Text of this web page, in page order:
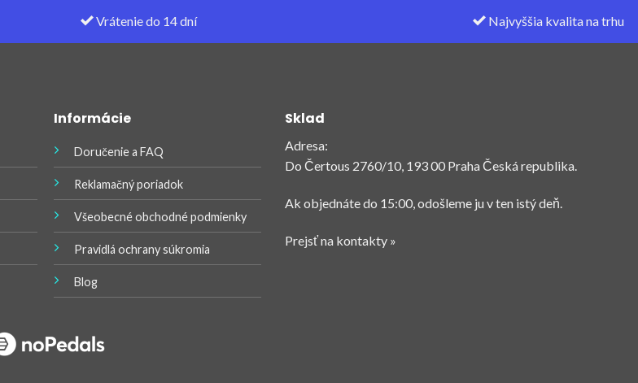
Vrátenie do 14 dní Najvyššia kvalita na trhu
Informácie
Doručenie a FAQ
Reklamačný poriadok
Všeobecné obchodné podmienky
Pravidlá ochrany súkromia
Blog
Sklad
Adresa:
Do Čertous 2760/10, 193 00 Praha Česká republika.
Ak objednáte do 15:00, odošleme ju v ten istý deň.
Prejsť na kontakty »